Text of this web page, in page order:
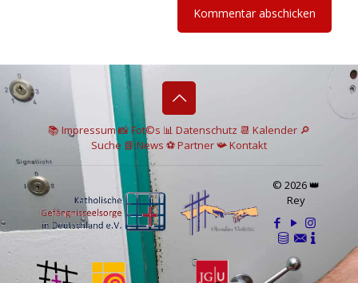
📚 Impressum📸Fot©s 📊 Datenschutz 📆 Kalender 🔎
Suche 📘 News ⚽Partner📯Kontakt
© 2026 👑
Rey